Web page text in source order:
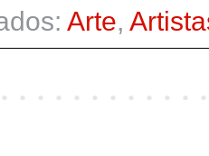
Arte,